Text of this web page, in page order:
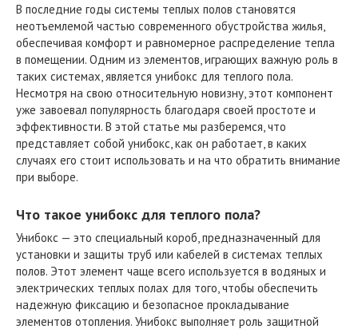
В последние годы системы теплых полов становятся
неотъемлемой частью современного обустройства жилья,
обеспечивая комфорт и равномерное распределение тепла
в помещении. Одним из элементов, играющих важную роль в
таких системах, является унибокс для теплого пола.
Несмотря на свою относительную новизну, этот компонент
уже завоевал популярность благодаря своей простоте и
эффективности. В этой статье мы разберемся, что
представляет собой унибокс, как он работает, в каких
случаях его стоит использовать и на что обратить внимание
при выборе.
Что такое унибокс для теплого пола?
Унибокс — это специальный короб, предназначенный для
установки и защиты труб или кабелей в системах теплых
полов. Этот элемент чаще всего используется в водяных и
электрических теплых полах для того, чтобы обеспечить
надежную фиксацию и безопасное прокладывание
элементов отопления. Унибокс выполняет роль защитной